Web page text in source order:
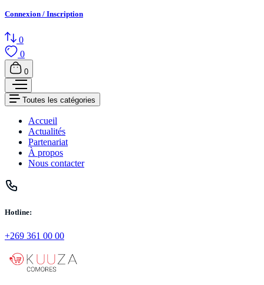
Connexion / Inscription
0
0
0
Toutes les catégories
Accueil
Actualités
Partenariat
À propos
Nous contacter
Hotline:
+269 361 00 00